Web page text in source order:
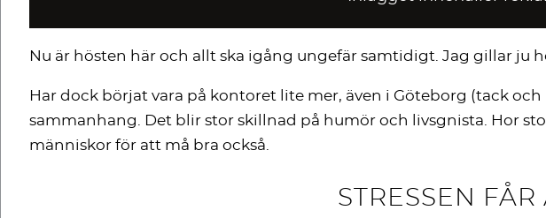
Nu är hösten här och allt ska igång ungefär samtidigt. Jag gillar ju
Har dock börjat vara på kontoret lite mer, även i Göteborg (tack
sammanhang. Det blir stor skillnad på humör och livsgnista. Hor
människor för att må bra också.
STRESSEN